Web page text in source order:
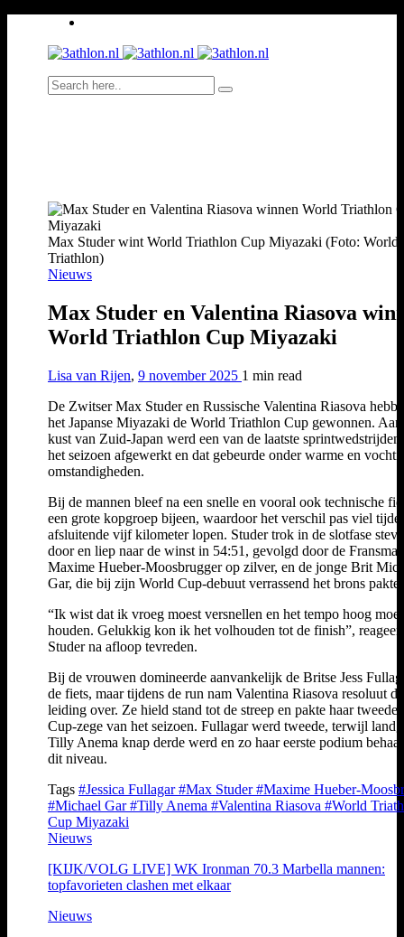
Max Studer wint World Triathlon Cup Miyazaki (Foto: World
Triathlon)
Nieuws
Max Studer en Valentina Riasova
World Triathlon Cup Miyazaki
Lisa van Rijen, 9 november 2025 1 min read
De Zwitser Max Studer en Russische Valentina Riasova
het Japanse Miyazaki de World Triathlon Cup gewonnen.
kust van Zuid-Japan werd een van de laatste sprintwedstrijden
het seizoen afgewerkt en dat gebeurde onder warme en
omstandigheden.
Bij de mannen bleef na een snelle en vooral ook technische
een grote kopgroep bijeen, waardoor het verschil pas viel
afsluitende vijf kilometer lopen. Studer trok in de slotfase
door en liep naar de winst in 54:51, gevolgd door de Fransman
Maxime Hueber-Moosbrugger op zilver, en de jonge Brit
Gar, die bij zijn World Cup-debuut verrassend het brons pakte.
“Ik wist dat ik vroeg moest versnellen en het tempo hoog
houden. Gelukkig kon ik het volhouden tot de finish”,
Studer na afloop tevreden.
Bij de vrouwen domineerde aanvankelijk de Britse Jess
de fiets, maar tijdens de run nam Valentina Riasova resoluut de
leiding over. Ze hield stand tot de streep en pakte haar tweede
Cup-zege van het seizoen. Fullagar werd tweede, terwijl
Tilly Anema knap derde werd en zo haar eerste podium
dit niveau.
Tags #Jessica Fullagar#Max Studer#Maxime Hueber-
#Michael Gar#Tilly Anema #Valentina Riasova #World
Cup Miyazaki
Nieuws
[KIJK/VOLG LIVE] WK Ironman 70.3 Marbella mannen:
topfavorieten clashen met elkaar
Nieuws